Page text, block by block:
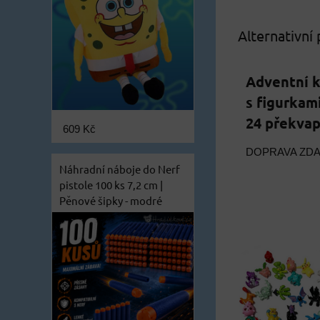
Alternativní
Adventní
s
24
DOPRAVA
609 Kč
Náhradní náboje do Nerf
pistole 100 ks 7,2 cm |
Pěnové šipky - modré